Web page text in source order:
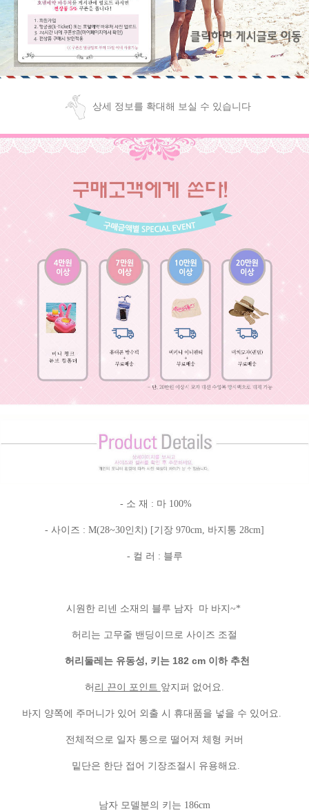
상세 정보를 확대해 보실 수 있습니다
- 소 재 : 마 100%
- 사이즈 : M(28~30인치) [기장 970cm, 바지통 28cm]
- 컬 러 : 블루
시원한 리넨 소재의 블루 남자 마 바지~*
허리는 고무줄 밴딩이므로 사이즈 조절
허리둘레는 유동성, 키는 182 cm 이하 추천
허 리 끈이 포인트 앞지퍼 없어요.
바지 양쪽에 주머니가 있어 외출 시 휴대품을 넣을 수 있어요.
전체적으로 일자 통으로 떨어져 체형 커버
밑단은 한단 접어 기장조절시 유용해요.
남자 모델분의 키는 186cm